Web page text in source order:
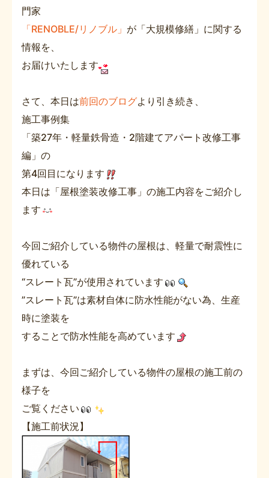
門家
「RENOBLE/リノブル」 が「大規模修繕」に関する
情報を、
お届けいたします
さて、本日は前回のブログより引き続き、
施工事例集
「築27年・軽量鉄骨造・2階建てアパート改修工事
編」の
第4回目になります
本日は「屋根塗装改修工事」の施工内容をご紹介し
ます
今回ご紹介している物件の屋根は、軽量で耐震性に
優れている
“スレート瓦”が使用されています
”スレート瓦”は素材自体に防水性能がない為、生産
時に塗装を
することで防水性能を高めています
まずは、今回ご紹介している物件の屋根の施工前の
様子を
ご覧ください
【施工前状況】